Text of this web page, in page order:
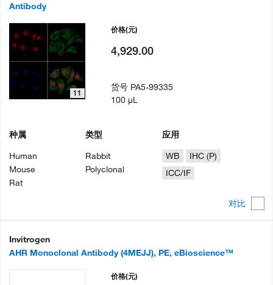
Antibody
对比
11
种属
Human
Mouse
Rat
类型
Rabbit
Polyclonal
应用
WB
IHC (P)
ICC/IF
价格(元)
4,929.00
货号 PA5-99335
100 µL
Invitrogen
AHR Monoclonal Antibody (4MEJJ), PE, eBioscience™
价格(元)